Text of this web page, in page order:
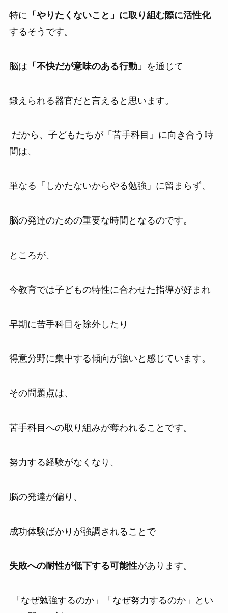
特に 「やりたくないこと」に取り組む際に活性化
するそうです。
脳は 「不快だが意味のある行動」 を通じて
鍛えられる器官だと言えると思います。
だから、子どもたちが「苦手科目」に向き合う時
間は、
単なる「しかたないからやる勉強」に留まらず、
脳の発達のための重要な時間となるのです。
ところが、
今教育では子どもの特性に合わせた指導が好まれ
早期に苦手科目を除外したり
得意分野に集中する傾向が強いと感じています。
その問題点は、
苦手科目への取り組みが奪われることです。
努力する経験がなくなり、
脳の発達が偏り、
成功体験ばかりが強調されることで
失敗への耐性が低下する可能性があります。
「なぜ勉強するのか」「なぜ努力するのか」とい